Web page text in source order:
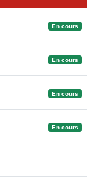
En cours
En cours
En cours
En cours